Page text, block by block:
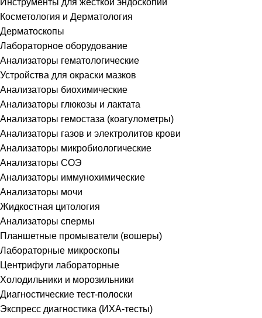
Инструменты для жесткой эндоскопии
Косметология и Дерматология
Дерматоскопы
Лабораторное оборудование
Анализаторы гематологические
Устройства для окраски мазков
Анализаторы биохимические
Анализаторы глюкозы и лактата
Анализаторы гемостаза (коагулометры)
Анализаторы газов и электролитов крови
Анализаторы микробиологические
Анализаторы СОЭ
Анализаторы иммунохимические
Анализаторы мочи
Жидкостная цитология
Анализаторы спермы
Планшетные промыватели (вошеры)
Лабораторные микроскопы
Центрифуги лабораторные
Холодильники и морозильники
Диагностические тест-полоски
Экспресс диагностика (ИХА-тесты)